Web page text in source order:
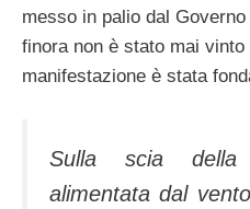
messo in palio dal
finora non è stato mai vinto
manifestazione è stata
Sulla scia della
alimentata dal